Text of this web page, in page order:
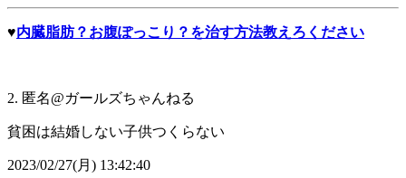
♥内臓脂肪？お腹ぽっこり？を治す方法教えろください
2. 匿名@ガールズちゃんねる
貧困は結婚しない子供つくらない
2023/02/27(月) 13:42:40